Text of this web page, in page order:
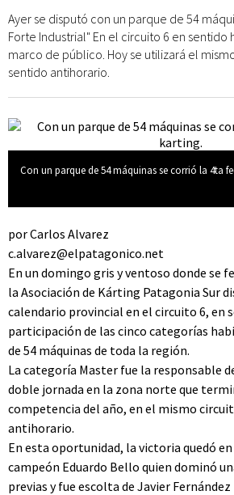
Ayer se disputó con un parque de 54
Forte Industrial" En el circuito 6 en sentido
marco de público. Hoy se utilizará el
sentido antihorario.
Con un parque de 54 máquinas se corrió la 4ta
por Carlos Alvarez
c.alvarez@elpatagonico.net
En un domingo gris y ventoso donde se
la Asociación de Kárting Patagonia Sur
calendario provincial en el circuito 6, en
participación de las cinco categorías
de 54 máquinas de toda la región.
La categoría Master fue la responsable
doble jornada en la zona norte que
competencia del año, en el mismo
antihorario.
En esta oportunidad, la victoria quedó
campeón Eduardo Bello quien dominó
previas y fue escolta de Javier